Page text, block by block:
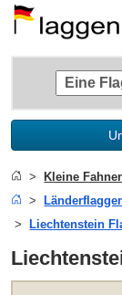
Kleine
Liechtenstein